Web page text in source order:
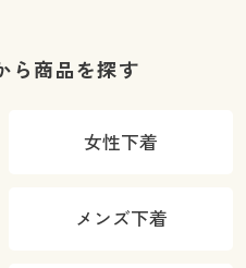
ら商品を探す
女性下着
メンズ下着